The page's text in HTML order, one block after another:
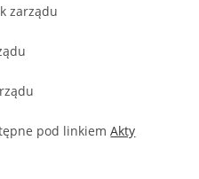
zarządu
pod linkiemAkty